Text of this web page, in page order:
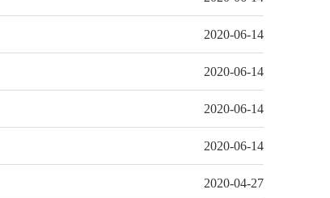
2020-06-14
2020-06-14
2020-06-14
2020-06-14
2020-04-27